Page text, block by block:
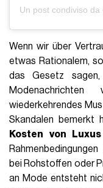
Wenn wir über
etwas Rationalem,
das Gesetz
wiederkehrendes
Skandalen bemerkt
Kosten von Luxus
bei Rohstoffen oder
an Mode entsteht